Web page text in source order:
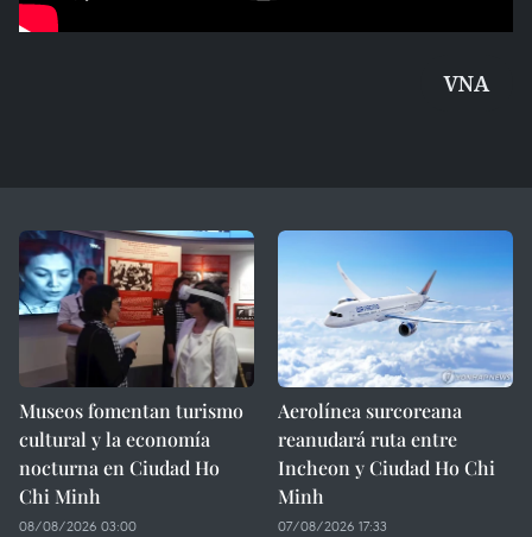
VNA
Museos fomentan turismo
cultural y la economía
nocturna en Ciudad Ho
Chi Minh
08/08/2026 03:00
Aerolínea surcoreana
reanudará ruta entre
Incheon y Ciudad Ho Chi
Minh
07/08/2026 17:33